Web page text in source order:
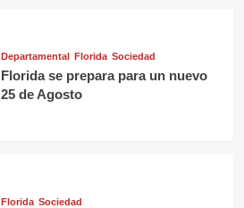
Departamental Florida Sociedad
Florida se prepara para un nuevo
25 de Agosto
Florida Sociedad